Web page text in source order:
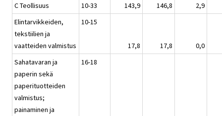
C Teollisuus
10-33 143,9 146,8
2,9
Elintarvikkeiden,
tekstiilien ja
vaatteiden valmistus
10-15
17,8 17,8
0,0
Sahatavaran ja
paperin sekä
paperituotteiden
valmistus;
painaminen ja
16-18